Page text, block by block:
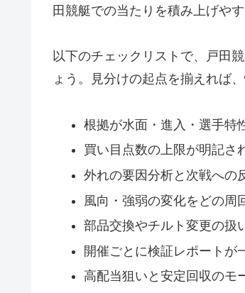
田競艇での当たりを積み上げやす
以下のチェックリストで、戸田
ょう。見分けの起点を揃えれば
根拠が水面・進入・選手特
買い目点数の上限が明記さ
外れの要因分析と次戦への
風向・強弱の変化をどの周
部品交換やチルト変更の扱
開催ごとに検証レポートが
高配当狙いと安定回収のモ